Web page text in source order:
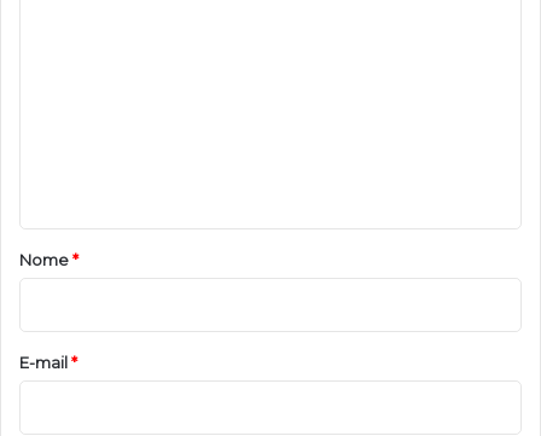
r
o
*
Nome*
E-mail*